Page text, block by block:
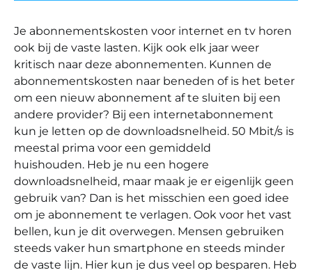
Je abonnementskosten voor internet en tv horen
ook bij de vaste lasten. Kijk ook elk jaar weer
kritisch naar deze abonnementen. Kunnen de
abonnementskosten naar beneden of is het beter
om een nieuw abonnement af te sluiten bij een
andere provider? Bij een internetabonnement
kun je letten op de downloadsnelheid. 50 Mbit/s is
meestal prima voor een gemiddeld
huishouden. Heb je nu een hogere
downloadsnelheid, maar maak je er eigenlijk geen
gebruik van? Dan is het misschien een goed idee
om je abonnement te verlagen. Ook voor het vast
bellen, kun je dit overwegen. Mensen gebruiken
steeds vaker hun smartphone en steeds minder
de vaste lijn. Hier kun je dus veel op besparen. Heb